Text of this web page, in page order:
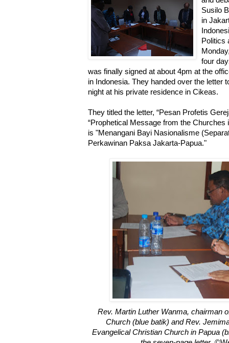
Susilo
in
Politics
four
was finally signed at about 4pm at the
in Indonesia. They handed over the letter
night at his private residence in Cikeas.
They titled the letter, “Pesan Profetis
“Prophetical Message from the Churches
is "Menangani Bayi Nasionalisme
Perkawinan Paksa Jakarta-Papua."
Rev. Martin Luther Wanma, chairman
Church (blue batik) and Rev.
Evangelical Christian Church in Papua